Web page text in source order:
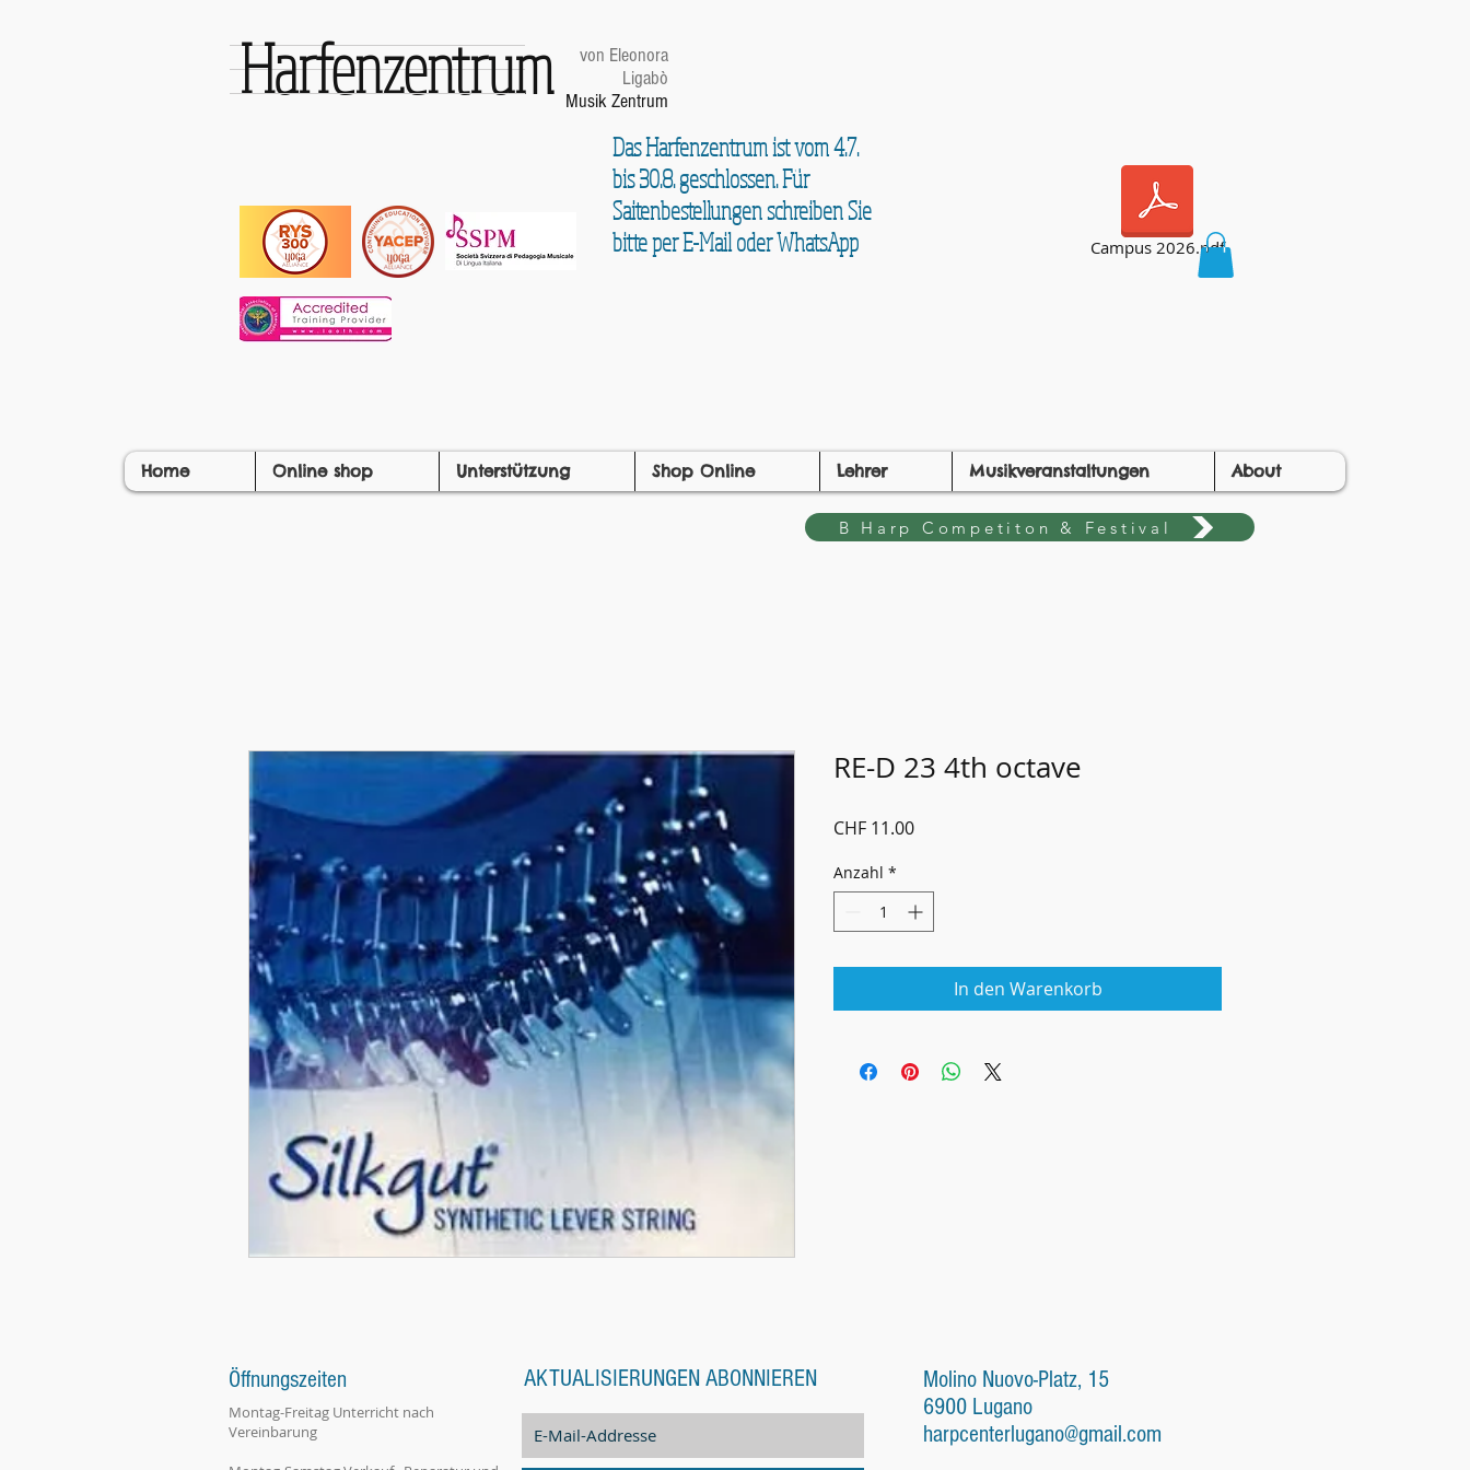
Harfenzentrum
von Eleonora
Ligabò
Musik Zentrum
Das Harfenzentrum ist vom 4.7.
bis 30.8. geschlossen. Für
Saitenbestellungen schreiben Sie
bitte per E-Mail oder WhatsApp
Campus 2026.pdf
Home Online shop Unterstützung Shop Online Lehrer Musikveranstaltungen About
B Harp Competiton & Festival
RE-D 23 4th octave
CHF 11.00Preis
Anzahl *
In den Warenkorb
Öffnungszeiten
Montag-Freitag Unterricht nach
Vereinbarung
AKTUALISIERUNGEN ABONNIEREN
Molino Nuovo-Platz, 15
6900 Lugano
harpcenterlugano@gmail.com